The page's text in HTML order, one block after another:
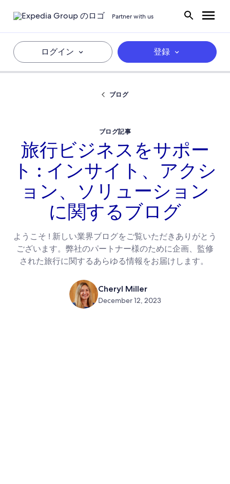
Partner with us
ログイン 登録
ブログ
ブログ記事
旅行ビジネスをサポー
ト : インサイト、アクシ
ョン、ソリューション
に関するブログ
ようこそ ! 新しい業界ブログをご覧いただきありがとう
ございます。弊社のパートナー様のために企画、監修
された旅行に関するあらゆる情報をお届けします。
Cheryl Miller
December 12, 2023